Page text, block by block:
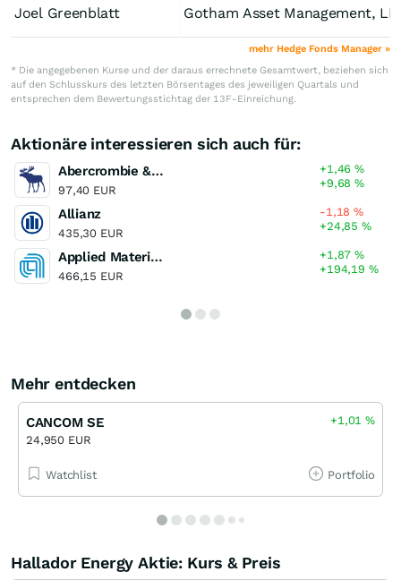
Joel Greenblatt Gotham Asset Management,
mehr Hedge Fonds Manager »
* Die angegebenen Kurse und der daraus errechnete Gesamtwert, beziehen sich
auf den Schlusskurs des letzten Börsentages des jeweiligen Quartals und
entsprechen dem Bewertungsstichtag der 13F-Einreichung.
Aktionäre interessieren sich auch für:
Abercrombie & Fitch Registered (A)
97,40 EUR
+1,46%
+9,68%
Allianz
435,30 EUR
-1,18%
+24,85%
Applied Materials
466,15 EUR
+1,87%
+194,19 %
Mehr entdecken
CANCOM SE
24,950 EUR
+1,01%
Watchlist Portfolio
Hallador Energy Aktie: Kurs & Preis